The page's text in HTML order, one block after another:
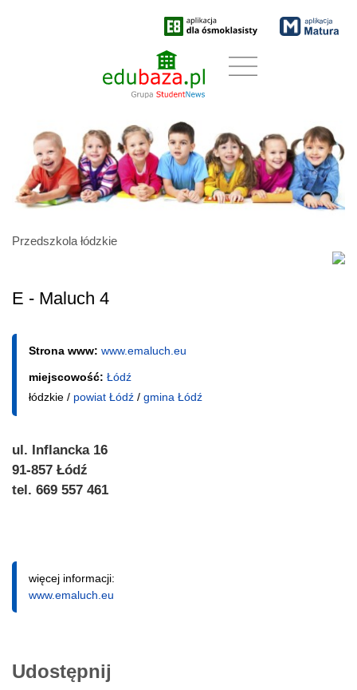
Przedszkola łódzkie
E - Maluch 4
Strona www: www.emaluch.eu
miejscowość: Łódź
łódzkie / powiat Łódź / gmina Łódź
ul. Inflancka 16
91-857 Łódź
tel. 669 557 461
więcej informacji:
www.emaluch.eu
Udostępnij